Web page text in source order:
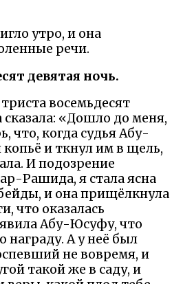
утро, и она
речи.
девятая ночь.
восемьдесят
сказала: «Дошло до меня,
что, когда судья Абу-
и ткнул им в щель,
И подозрение
Рашида, я стала ясна
и она прищёлкнула
что оказалась
Абу-Юсуфу, что
награду. А у неё был
не вовремя, и
такой же в саду, и